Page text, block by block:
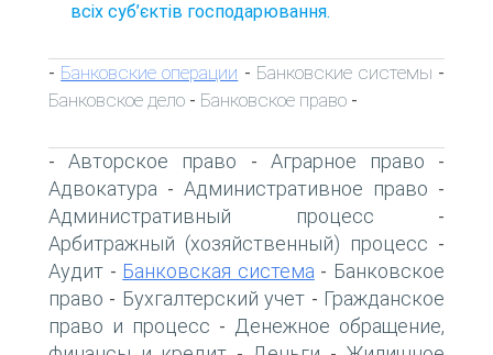
всіх суб’єктів господарювання.
- Банковские операции - Банковские системы -
Банковское дело - Банковское право -
-Авторское право - Аграрное право -
Адвокатура - Административное право -
Административный процесс -
Арбитражный (хозяйственный) процесс -
Аудит - Банковская система - Банковское
право - Бухгалтерский учет - Гражданское
право и процесс - Денежное обращение,